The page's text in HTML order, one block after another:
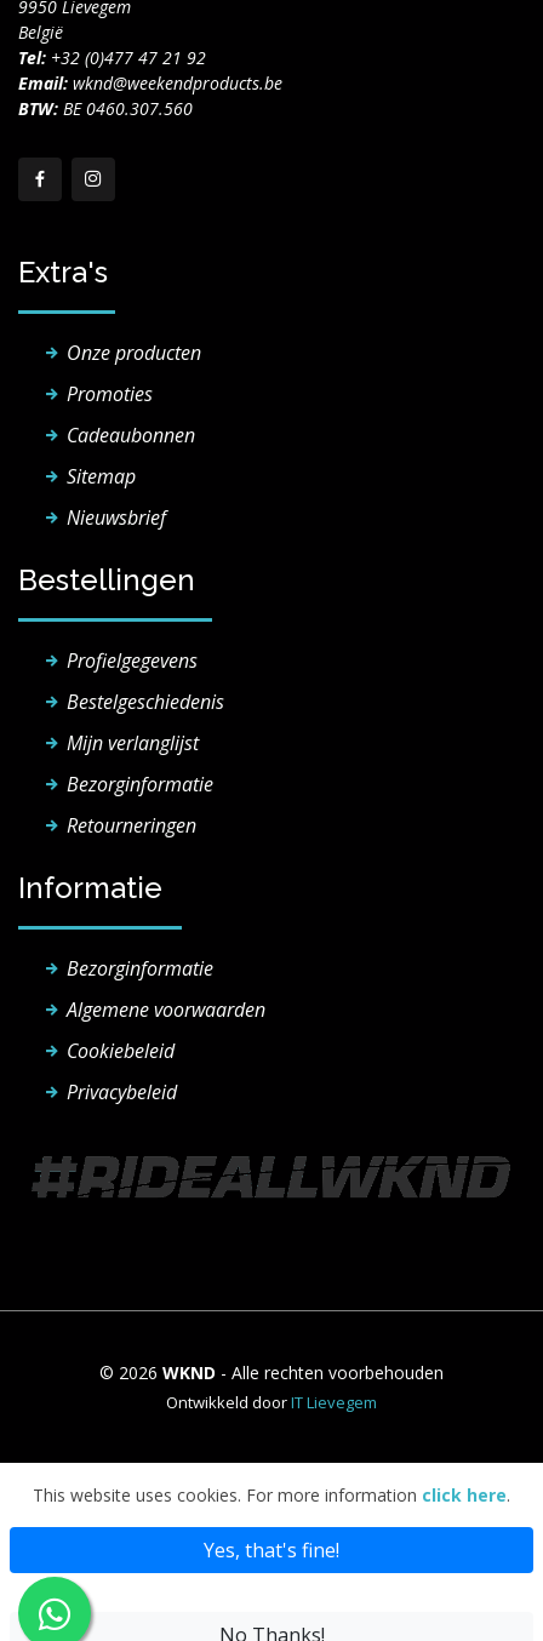
9950 Lievegem
België
Tel: +32 (0)477 47 21 92
Email: wknd@weekendproducts.be
BTW: BE 0460.307.560
Extra's
Onze producten
Promoties
Cadeaubonnen
Sitemap
Nieuwsbrief
Bestellingen
Profielgegevens
Bestelgeschiedenis
Mijn verlanglijst
Bezorginformatie
Retourneringen
Informatie
Bezorginformatie
Algemene voorwaarden
Cookiebeleid
Privacybeleid
© 2026 WKND - Alle rechten voorbehouden
Ontwikkeld doorIT Lievegem
This website uses cookies. For more information click here.
Yes, that's fine!
No Thanks!